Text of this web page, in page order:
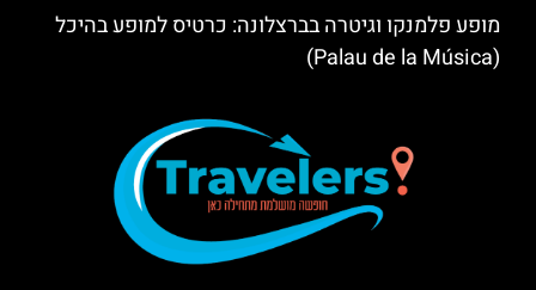
מופע פלמנקו וגיטרה בברצלונה: כרטיס למופע בהיכל
(Palau de la Música)